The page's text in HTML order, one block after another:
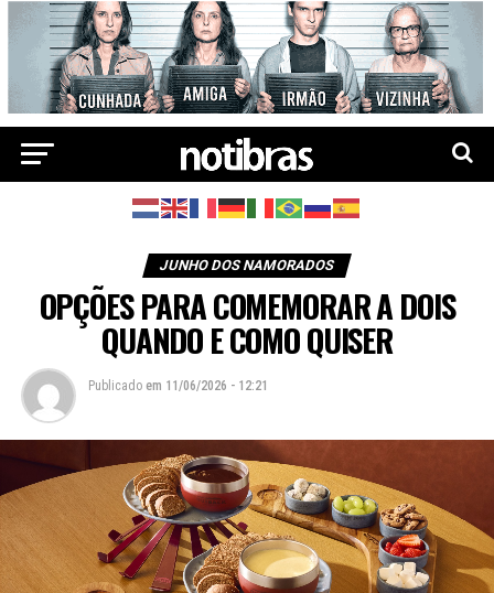
JUNHO DOS NAMORADOS
OPÇÕES PARA COMEMORAR A DOIS
QUANDO E COMO QUISER
Publicado em 11/06/2026 - 12:21